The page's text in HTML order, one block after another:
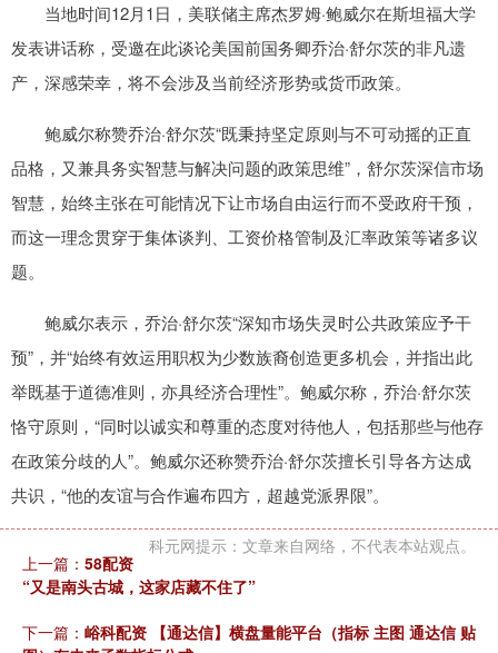
当地时间12月1日，美联储主席杰罗姆·鲍威尔在斯坦福大学
发表讲话称，受邀在此谈论美国前国务卿乔治·舒尔茨的非凡遗
产，深感荣幸，将不会涉及当前经济形势或货币政策。
鲍威尔称赞乔治·舒尔茨“既秉持坚定原则与不可动摇的正直
品格，又兼具务实智慧与解决问题的政策思维”，舒尔茨深信市场
智慧，始终主张在可能情况下让市场自由运行而不受政府干预，
而这一理念贯穿于集体谈判、工资价格管制及汇率政策等诸多议
题。
鲍威尔表示，乔治·舒尔茨“深知市场失灵时公共政策应予干
预”，并“始终有效运用职权为少数族裔创造更多机会，并指出此
举既基于道德准则，亦具经济合理性”。鲍威尔称，乔治·舒尔茨
恪守原则，“同时以诚实和尊重的态度对待他人，包括那些与他存
在政策分歧的人”。鲍威尔还称赞乔治·舒尔茨擅长引导各方达成
共识，“他的友谊与合作遍布四方，超越党派界限”。
科元网提示：文章来自网络，不代表本站观点。
上一篇： 58配资
“又是南头古城，这家店藏不住了”
下一篇： 峪科配资 【通达信】横盘量能平台（指标 主图 通达信 贴